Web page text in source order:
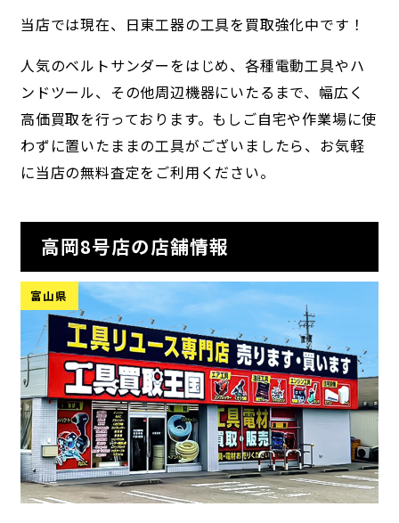
当店では現在、日東工器の工具を買取強化中です！
人気のベルトサンダーをはじめ、各種電動工具やハ
ンドツール、その他周辺機器にいたるまで、幅広く
高価買取を行っております。もしご自宅や作業場に使
わずに置いたままの工具がございましたら、お気軽
に当店の無料査定をご利用ください。
高岡8号店の店舗情報
富山県